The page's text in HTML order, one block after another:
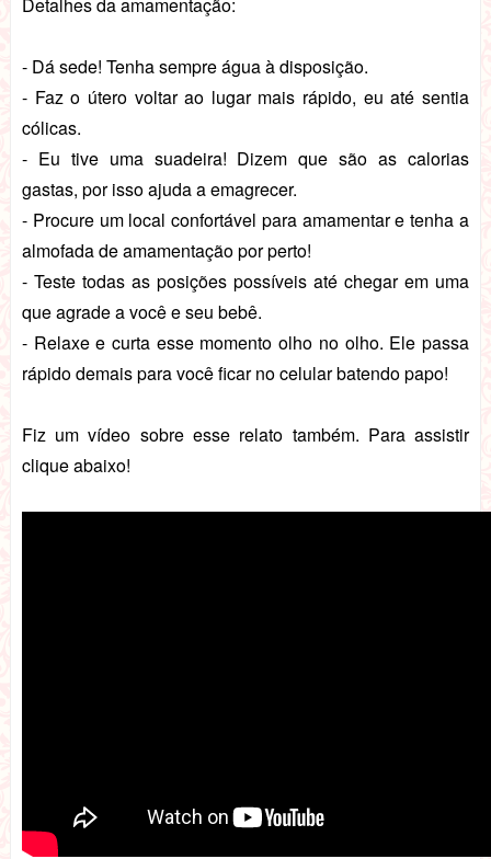
Detalhes da amamentação:
- Dá sede! Tenha sempre água à disposição.
- Faz o útero voltar ao lugar mais rápido, eu até sentia
cólicas.
- Eu tive uma suadeira! Dizem que são as calorias
gastas, por isso ajuda a emagrecer.
- Procure um local confortável para amamentar e tenha a
almofada de amamentação por perto!
- Teste todas as posições possíveis até chegar em uma
que agrade a você e seu bebê.
- Relaxe e curta esse momento olho no olho. Ele passa
rápido demais para você ficar no celular batendo papo!
Fiz um vídeo sobre esse relato também. Para assistir
clique abaixo!